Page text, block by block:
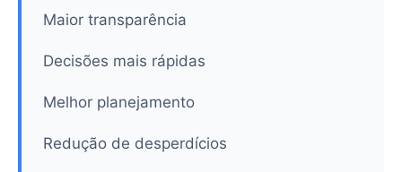
Maior transparência
Decisões mais rápidas
Melhor planejamento
Redução de desperdícios